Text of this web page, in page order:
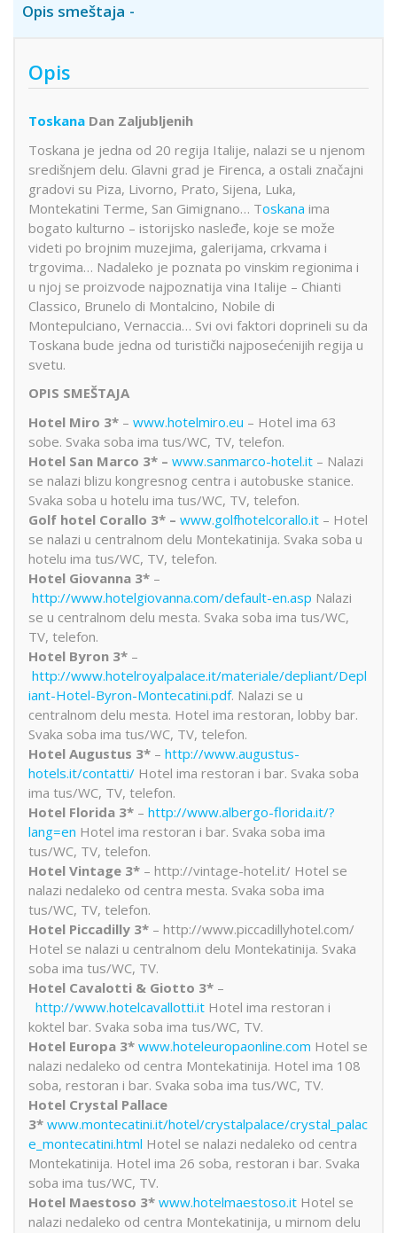
Opis smeštaja
Opis
Toskana Dan Zaljubljenih
Toskana je jedna od 20 regija Italije, nalazi se u njenom
središnjem delu. Glavni grad je Firenca, a ostali značajni
gradovi su Piza, Livorno, Prato, Sijena, Luka,
Montekatini Terme, San Gimignano… Toskana ima
bogato kulturno – istorijsko nasleđe, koje se može
videti po brojnim muzejima, galerijama, crkvama i
trgovima… Nadaleko je poznata po vinskim regionima i
u njoj se proizvode najpoznatija vina Italije – Chianti
Classico, Brunelo di Montalcino, Nobile di
Montepulciano, Vernaccia… Svi ovi faktori doprineli su da
Toskana bude jedna od turistički najposećenijih regija u
svetu.
OPIS SMEŠTAJA
Hotel Miro 3* – www.hotelmiro.eu – Hotel ima 63
sobe. Svaka soba ima tus/WC, TV, telefon.
Hotel San Marco 3* – www.sanmarco-hotel.it – Nalazi
se nalazi blizu kongresnog centra i autobuske stanice.
Svaka soba u hotelu ima tus/WC, TV, telefon.
Golf hotel Corallo 3* – www.golfhotelcorallo.it – Hotel
se nalazi u centralnom delu Montekatinija. Svaka soba u
hotelu ima tus/WC, TV, telefon.
Hotel Giovanna 3* –
http://www.hotelgiovanna.com/default-en.asp Nalazi
se u centralnom delu mesta. Svaka soba ima tus/WC,
TV, telefon.
Hotel Byron 3* –
http://www.hotelroyalpalace.it/materiale/depliant/Depl
iant-Hotel-Byron-Montecatini.pdf. Nalazi se u
centralnom delu mesta. Hotel ima restoran, lobby bar.
Svaka soba ima tus/WC, TV, telefon.
Hotel Augustus 3* – http://www.augustus-
hotels.it/contatti/ Hotel ima restoran i bar. Svaka soba
ima tus/WC, TV, telefon.
Hotel Florida 3* – http://www.albergo-florida.it/?
lang=en Hotel ima restoran i bar. Svaka soba ima
tus/WC, TV, telefon.
Hotel Vintage 3* – http://vintage-hotel.it/ Hotel se
nalazi nedaleko od centra mesta. Svaka soba ima
tus/WC, TV, telefon.
Hotel Piccadilly 3* – http://www.piccadillyhotel.com/
Hotel se nalazi u centralnom delu Montekatinija. Svaka
soba ima tus/WC, TV.
Hotel Cavalotti & Giotto 3* –
http://www.hotelcavallotti.it Hotel ima restoran i
koktel bar. Svaka soba ima tus/WC, TV.
Hotel Europa 3* www.hoteleuropaonline.com Hotel se
nalazi nedaleko od centra Montekatinija. Hotel ima 108
soba, restoran i bar. Svaka soba ima tus/WC, TV.
Hotel Crystal Pallace
3* www.montecatini.it/hotel/crystalpalace/crystal_palac
e_montecatini.html Hotel se nalazi nedaleko od centra
Montekatinija. Hotel ima 26 soba, restoran i bar. Svaka
soba ima tus/WC, TV.
Hotel Maestoso 3* www.hotelmaestoso.it Hotel se
nalazi nedaleko od centra Montekatinija, u mirnom delu